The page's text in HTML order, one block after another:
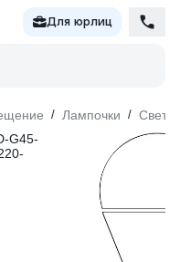
Для юрлиц
/ Лампочки /